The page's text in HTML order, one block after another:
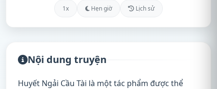
1x Hẹn giờ Lịch sử
Nội dung truyện
Huyết Ngải Cầu Tài là một tác phẩm được thể